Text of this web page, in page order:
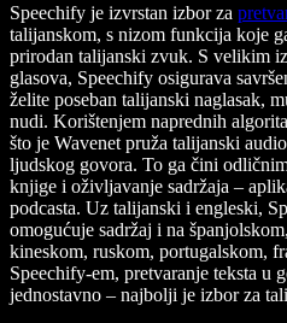
Speechify je izvrstan izbor za
talijanskom, s nizom funkcija koje
prirodan talijanski zvuk. S velikim
glasova, Speechify osigurava
želite poseban talijanski naglasak,
nudi. Korištenjem naprednih
što je Wavenet pruža talijanski
ljudskog govora. To ga čini
knjige i oživljavanje sadržaja –
podcasta. Uz talijanski i engleski,
omogućuje sadržaj i na
kineskom, ruskom, portugalskom,
Speechify-em, pretvaranje teksta u
jednostavno – najbolji je izbor za